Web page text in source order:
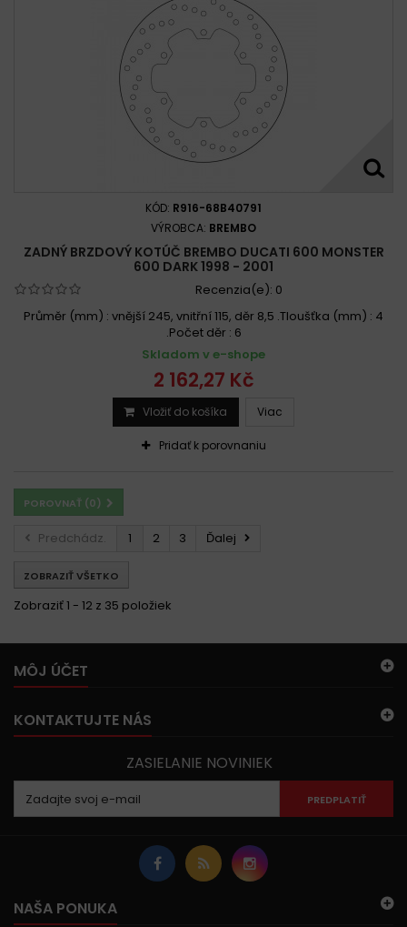
KÓD: R916-68B40791
VÝROBCA: BREMBO
ZADNÝ BRZDOVÝ KOTÚČ BREMBO DUCATI 600 MONSTER
600 DARK 1998 - 2001
Recenzia(e): 0
Průměr (mm) : vnější 245, vnitřní 115, děr 8,5 .Tloušťka (mm) : 4
.Počet děr : 6
Skladom v e-shope
2 162,27 Kč
Vložiť do košíka Viac
Pridať k porovnaniu
POROVNAŤ (0)
Predchádz. 1 2 3 Ďalej
ZOBRAZIŤ VŠETKO
Zobraziť 1 - 12 z 35 položiek
MÔJ ÚČET
KONTAKTUJTE NÁS
ZASIELANIE NOVINIEK
PREDPLATIŤ
NAŠA PONUKA